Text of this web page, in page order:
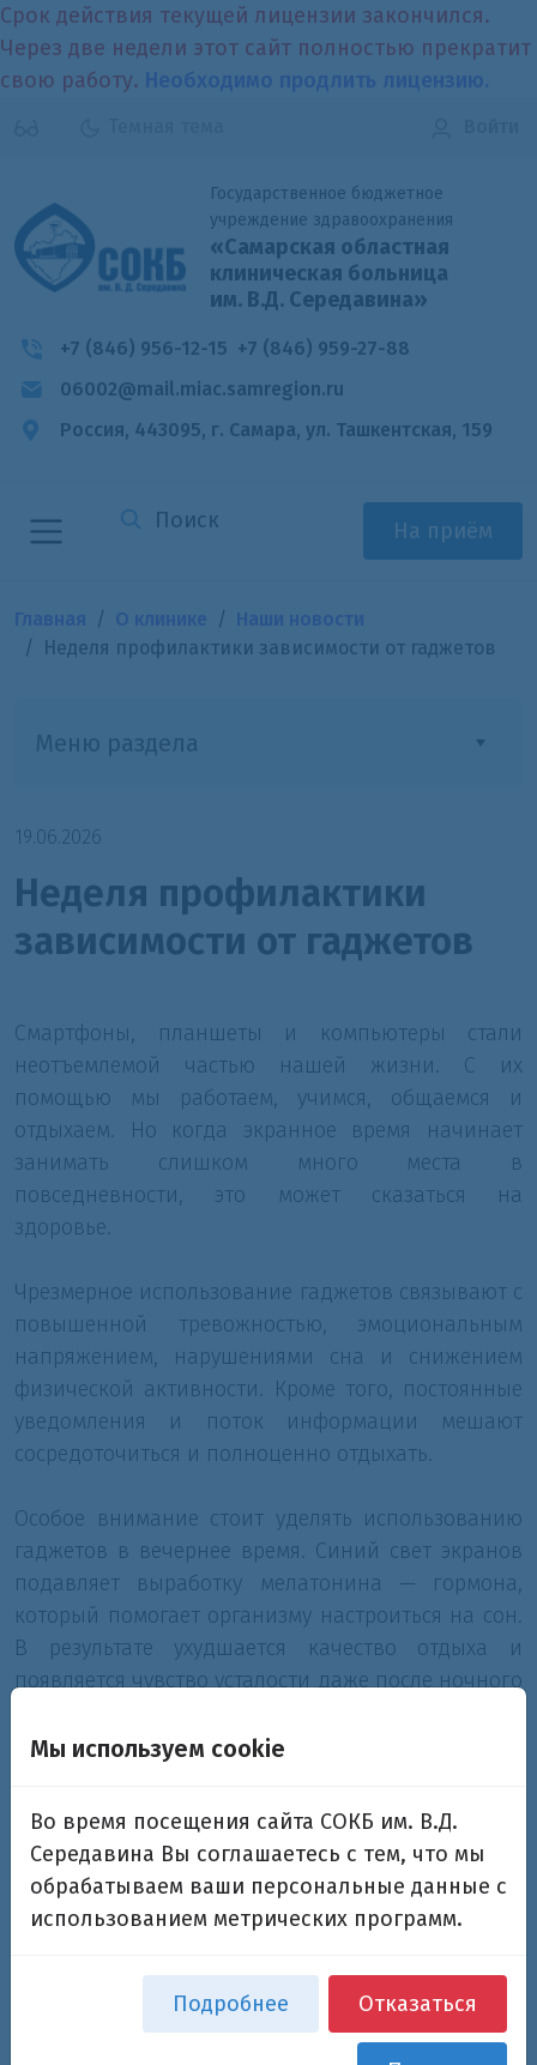
Срок действия текущей лицензии закончился.
Через две недели этот сайт полностью прекратит
свою работу.
Государственное бюджетное
учреждение здравоохранения
«Самарская областная
клиническая больница
им. В.Д. Середавина»
+7 (846) 956-12-15 +7 (846) 959-27-88
06002@mail.miac.samregion.ru
Россия, 443095, г. Самара, ул. Ташкентская, 159
На приём
Неделя профилактики зависимости от гаджетов
Меню раздела
19.06.2026
Неделя профилактики
зависимости от гаджетов
Смартфоны, планшеты и компьютеры стали
неотъемлемой частью нашей жизни. С их
помощью мы работаем, учимся, общаемся и
отдыхаем. Но когда экранное время начинает
занимать слишком много места в
повседневности, это может сказаться на
здоровье.
Чрезмерное использование гаджетов связывают с
повышенной тревожностью, эмоциональным
напряжением, нарушениями сна и снижением
физической активности. Кроме того, постоянные
уведомления и поток информации мешают
сосредоточиться и полноценно отдыхать.
Особое внимание стоит уделять использованию
гаджетов в вечернее время. Синий свет экранов
подавляет выработку мелатонина — гормона,
который помогает организму настроиться на сон.
В результате ухудшается качество отдыха и
появляется чувство усталости даже после ночного
Важно помнить: современные технологии
Сохранять здоровье помогает разумный баланс
между временем у экрана и реальной жизнью,
наполненной движением, общением и
полноценным отдыхом.
Мы используем cookie
Во время посещения сайта СОКБ им. В.Д.
Середавина Вы соглашаетесь с тем, что мы
обрабатываем ваши персональные данные с
использованием метрических программ.
Подробнее Отказаться